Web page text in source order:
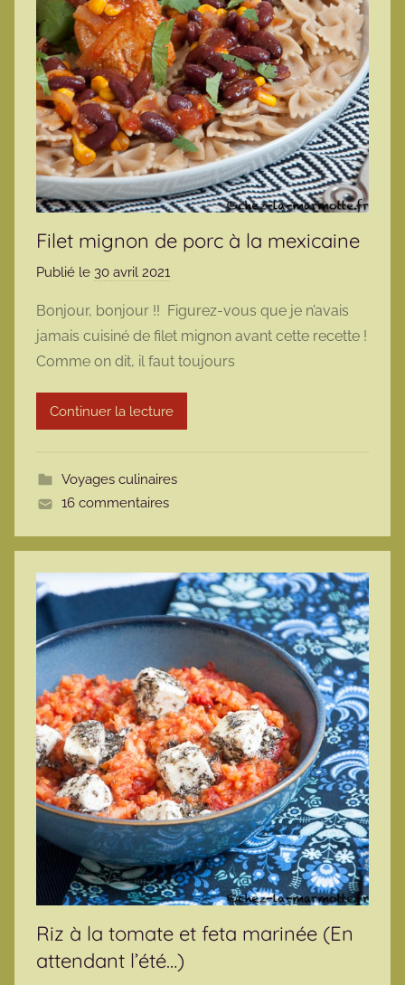
Filet mignon de porc à la mexicaine
Publié le 30 avril 2021
m
a
r
m
t
Bonjour, bonjour !! Figurez-vous que je n’avais
jamais cuisiné de filet mignon avant cette recette !
Comme on dit, il faut toujours
Continuer la lecture
Voyages culinaires
16 commentaires
Riz à la tomate et feta marinée (En
attendant l’été…)